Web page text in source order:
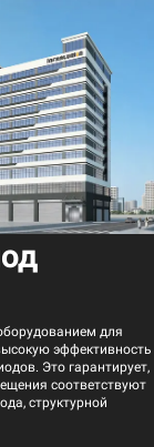
для
эффективность
Это гарантирует,
соответствуют
структурной